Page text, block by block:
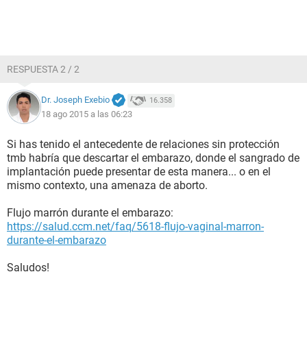
RESPUESTA 2 / 2
Dr. Joseph Exebio 16.358
18 ago 2015 a las 06:23
Si has tenido el antecedente de relaciones sin protección
tmb habría que descartar el embarazo, donde el sangrado de
implantación puede presentar de esta manera... o en el
mismo contexto, una amenaza de aborto.
Flujo marrón durante el embarazo:
https://salud.ccm.net/faq/5618-flujo-vaginal-marron-
durante-el-embarazo
Saludos!